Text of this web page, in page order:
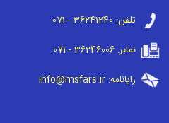
تلفن: 071 - 36241240
نمابر:071 - 36246006
رایانامه:info@msfars.ir